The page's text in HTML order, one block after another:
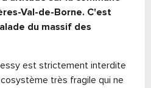
Val-de-Borne. C'est
du massif des
est strictement interdite
très fragile qui ne